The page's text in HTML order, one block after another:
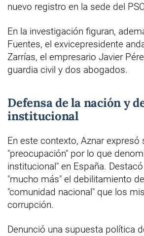
nuevo registro en la sede del
En la investigación figuran,
Fuentes, el exvicepresidente
Zarrías, el empresario Javier
guardia civil y dos abogados.
Defensa de la nación y
institucional
En este contexto, Aznar expresó
"preocupación" por lo que
institucional" en España.
"mucho más" el debilitamiento
"comunidad nacional" que los
corrupción.
Denunció una supuesta política